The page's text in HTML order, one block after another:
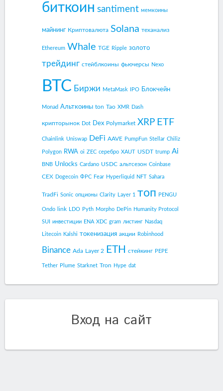
биткоин santiment мемкоины
майнинг Криптовалюта Solana теханализ
Ethereum Whale TGE Ripple золото
трейдинг стейблкоины фьючерсы Nexo
BTC Биржи MetaMask IPO Блокчейн
Monad Альткоины ton Tao XMR Dash
крипторынок Dot Dex Polymarket XRP ETF
Chainlink Uniswap DeFi AAVE PumpFun Stellar Chiliz
Polygon RWA oi ZEC серебро XAUT USDT trump Ai
BNB Unlocks Cardano USDC альтсезон Coinbase
CEX Dogecoin ФРС Fear Hyperliquid NFT Sahara
TradFi Sonic опционы Clarity Layer 1 топ PENGU
Ondo link LDO Pyth Morpho DePin Humanity Protocol
SUI инвестиции ENA XDC gram листинг Nasdaq
Litecoin Kalshi токенизация акции Robinhood
Binance Ada Layer 2 ETH стейкинг PEPE
Tether Plume Starknet Tron Hype dat
Вход на сайт